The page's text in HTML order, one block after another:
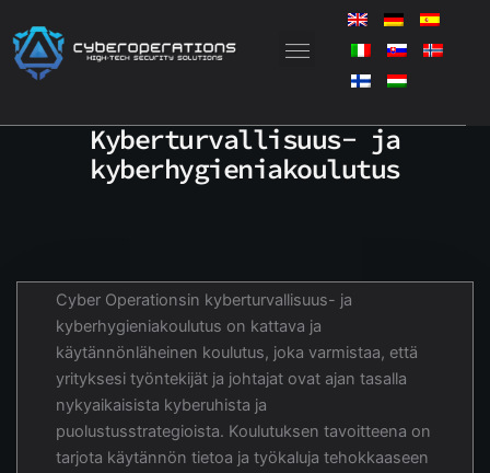
sisältöön
Kyberturvallisuus- ja
kyberhygieniakoulutus
Cyber Operationsin kyberturvallisuus- ja
kyberhygieniakoulutus on kattava ja
käytännönläheinen koulutus, joka varmistaa, että
yrityksesi työntekijät ja johtajat ovat ajan tasalla
nykyaikaisista kyberuhista ja
puolustusstrategioista. Koulutuksen tavoitteena on
tarjota käytännön tietoa ja työkaluja tehokkaaseen